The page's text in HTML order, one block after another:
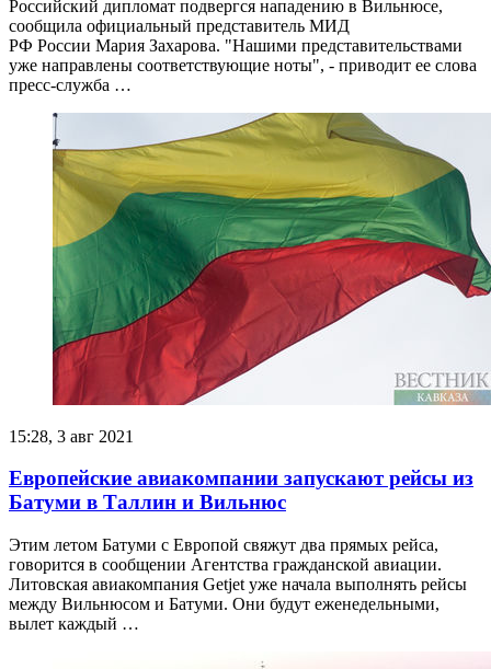
Российский дипломат подвергся нападению в Вильнюсе,
сообщила официальный представитель МИД
РФ России Мария Захарова. "Нашими представительствами
уже направлены соответствующие ноты", - приводит ее слова
пресс-служба …
15:28, 3 авг 2021
Европейские авиакомпании запускают рейсы из
Батуми в Таллин и Вильнюс
Этим летом Батуми с Европой свяжут два прямых рейса,
говорится в сообщении Агентства гражданской авиации.
Литовская авиакомпания Getjet уже начала выполнять рейсы
между Вильнюсом и Батуми. Они будут еженедельными,
вылет каждый …